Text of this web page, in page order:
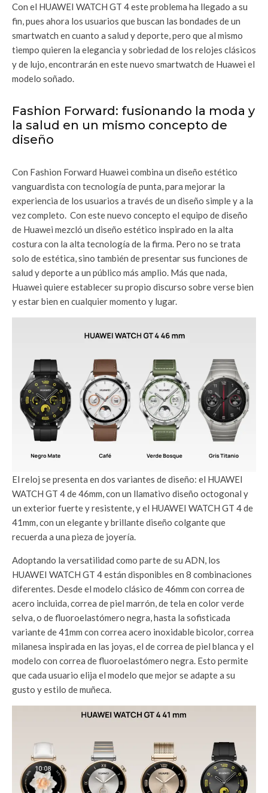
Con el HUAWEI WATCH GT 4 este problema ha llegado a su
fin, pues ahora los usuarios que buscan las bondades de un
smartwatch en cuanto a salud y deporte, pero que al mismo
tiempo quieren la elegancia y sobriedad de los relojes clásicos
y de lujo, encontrarán en este nuevo smartwatch de Huawei el
modelo soñado.
Fashion Forward: fusionando la moda y
la salud en un mismo concepto de
diseño
Con Fashion Forward Huawei combina un diseño estético
vanguardista con tecnología de punta, para mejorar la
experiencia de los usuarios a través de un diseño simple y a la
vez completo. Con este nuevo concepto el equipo de diseño
de Huawei mezcló un diseño estético inspirado en la alta
costura con la alta tecnología de la firma. Pero no se trata
solo de estética, sino también de presentar sus funciones de
salud y deporte a un público más amplio. Más que nada,
Huawei quiere establecer su propio discurso sobre verse bien
y estar bien en cualquier momento y lugar.
El reloj se presenta en dos variantes de diseño: el HUAWEI
WATCH GT 4 de 46mm, con un llamativo diseño octogonal y
un exterior fuerte y resistente, y el HUAWEI WATCH GT 4 de
41mm, con un elegante y brillante diseño colgante que
recuerda a una pieza de joyería.
Adoptando la versatilidad como parte de su ADN, los
HUAWEI WATCH GT 4 están disponibles en 8 combinaciones
diferentes. Desde el modelo clásico de 46mm con correa de
acero incluida, correa de piel marrón, de tela en color verde
selva, o de fluoroelastómero negra, hasta la sofisticada
variante de 41mm con correa acero inoxidable bicolor, correa
milanesa inspirada en las joyas, el de correa de piel blanca y el
modelo con correa de fluoroelastómero negra. Esto permite
que cada usuario elija el modelo que mejor se adapte a su
gusto y estilo de muñeca.